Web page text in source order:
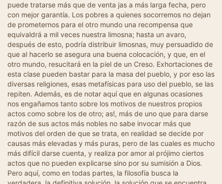
puede tratarse más que de venta jas a más larga fecha, pero
con mejor garantía. Los pobres a quienes socorremos no dejan
de prometernos para el otro mundo una recompensa que
equivaldrá a mil veces nuestra limosna; hasta un avaro,
después de esto, podría distribuir limosnas, muy persuadido de
que al hacerlo se asegura una buena colocación, y que, en el
otro mundo, resucitará en la piel de un Creso. Exhortaciones de
esta clase pueden bastar para la masa del pueblo, y por eso las
diversas religiones, esas metafísicas para uso del pueblo, se las
repiten. Además, es de notar aquí que en algunas ocasiones
nos engañamos tanto sobre los motivos de nuestros propios
actos como sobre los de otro; as!, más de uno que para darse
razón de sus actos más nobles no sabe invocar más que
motivos del orden de que se trata, en realidad se decide por
causas más elevadas y más puras, pero de las cuales es mucho
más difícil darse cuenta, y realiza por amor al prójimo ciertos
actos que no pueden explicarse sino por su sumisión a Dios.
Pero aquí, como en todas partes, la filosofía busca la